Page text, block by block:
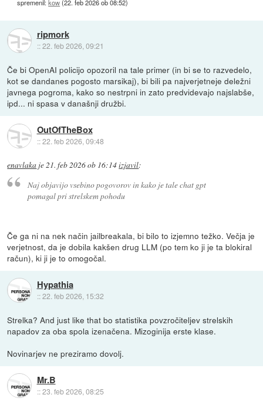
spremenil: kow(22. feb 2026 ob 08:52)
ripmork
::22. feb 2026, 09:21
Če bi OpenAI policijo opozoril na tale primer (in bi se to razvedelo,
kot se dandanes pogosto marsikaj), bi bili pa najverjetneje deležni
javnega pogroma, kako so nestrpni in zato predvidevajo najslabše,
ipd... ni spasa v današnji družbi.
OutOfTheBox
::22. feb 2026, 09:48
enavlaka je21. feb 2026 ob 16:14izjavil:
Naj objavijo vsebino pogovorov in kako je tale chat gpt
pomagal pri strelskem pohodu
Če ga ni na nek način jailbreakala, bi bilo to izjemno težko. Večja je
verjetnost, da je dobila kakšen drug LLM (po tem ko ji je ta blokiral
račun), ki ji je to omogočal.
Hypathia
::22. feb 2026, 15:32
Strelka? And just like that bo statistika povzročiteljev strelskih
napadov za oba spola izenačena. Mizoginija erste klase.
Novinarjev ne preziramo dovolj.
Mr.B
::23. feb 2026, 08:25